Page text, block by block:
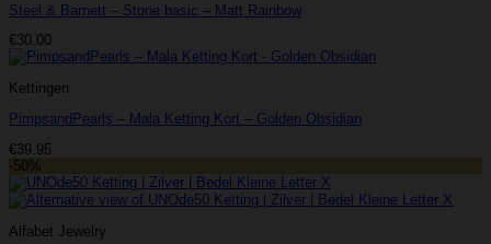
Steel & Barnett – Stone basic – Matt Rainbow
€30.00
Kettingen
PimpsandPearls – Mala Ketting Kort – Golden Obsidian
€39.95
-50%
Alfabet Jewelry